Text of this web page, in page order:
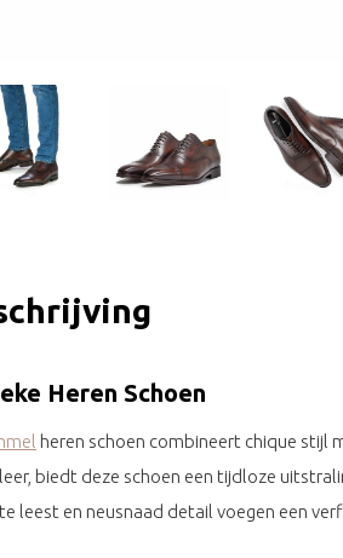
Heren Schoen
heren schoen combineert chique stijl
biedt deze schoen een tijdloze
leest en neusnaad detail voegen een